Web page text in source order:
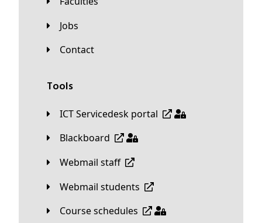
Jobs
Contact
Tools
ICT Servicedesk portal
Blackboard
Webmail staff
Webmail students
Course schedules